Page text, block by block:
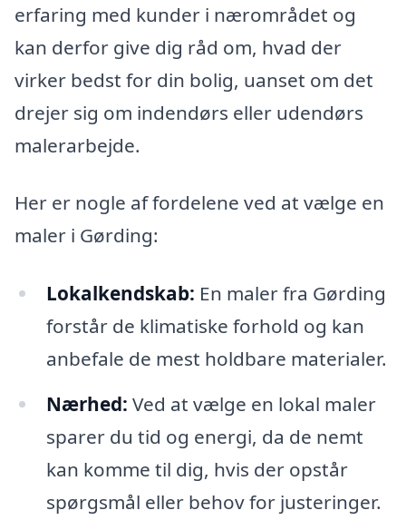
erfaring med kunder i nærområdet og
kan derfor give dig råd om, hvad der
virker bedst for din bolig, uanset om det
drejer sig om indendørs eller udendørs
malerarbejde.
Her er nogle af fordelene ved at vælge en
maler i Gørding:
Lokalkendskab: En maler fra Gørding
forstår de klimatiske forhold og kan
anbefale de mest holdbare materialer.
Nærhed: Ved at vælge en lokal maler
sparer du tid og energi, da de nemt
kan komme til dig, hvis der opstår
spørgsmål eller behov for justeringer.